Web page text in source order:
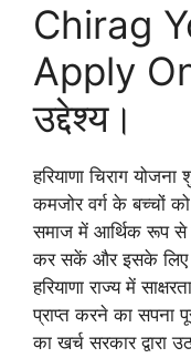
Chirag
Apply
उद्देश्य।
हरियाणा चिराग
कमजोर वर्ग के बच्चों
समाज में आर्थिक रूप से
कर सकें और इसके लिए
हरियाणा राज्य में
प्राप्त करने का सपना
का खर्च सरकार द्वारा